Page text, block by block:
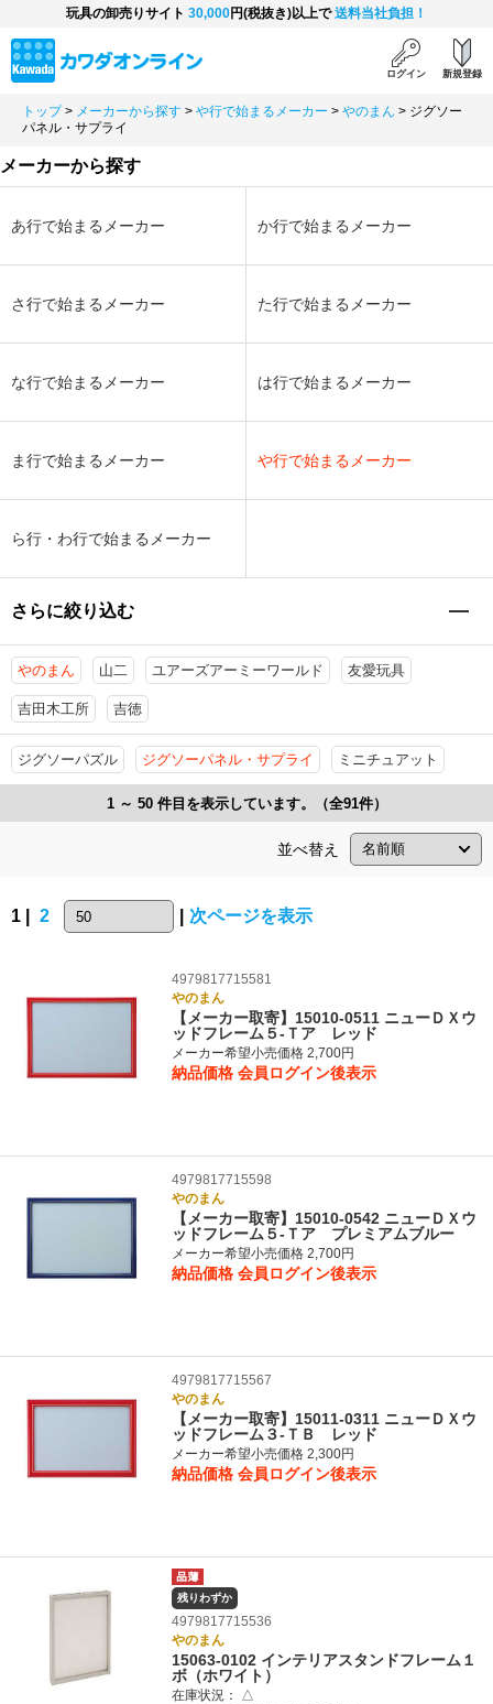
玩具の卸売りサイト 30,000円(税抜き)以上で送料当社負担！
ログイン 新規登録
トップ > メーカーから探す > や行で始まるメーカー > やのまん > ジグソー
パネル・サプライ
メーカーから探す
あ行で始まるメーカー か行で始まるメーカー
さ行で始まるメーカー た行で始まるメーカー
な行で始まるメーカー は行で始まるメーカー
ま行で始まるメーカー や行で始まるメーカー
ら行・わ行で始まるメーカー
さらに絞り込む
やのまん 山二 ユアーズアーミーワールド 友愛玩具
吉田木工所 吉徳
ジグソーパズル ジグソーパネル・サプライ ミニチュアット
1 ～ 50 件目を表示しています。（全91件）
並べ替え
1 | 2 次ページを表示
4979817715581
やのまん
【メーカー取寄】15010-0511 ニューＤＸウ
ッドフレーム５‐Ｔア レッド
メーカー希望小売価格 2,700円
納品価格 会員ログイン後表示
4979817715598
やのまん
【メーカー取寄】15010-0542 ニューＤＸウ
ッドフレーム５‐Ｔア プレミアムブルー
メーカー希望小売価格 2,700円
納品価格 会員ログイン後表示
4979817715567
やのまん
【メーカー取寄】15011-0311 ニューＤＸウ
ッドフレーム３‐ＴＢ レッド
メーカー希望小売価格 2,300円
納品価格 会員ログイン後表示
残りわずか
4979817715536
やのまん
15063-0102 インテリアスタンドフレーム１
ボ（ホワイト）
在庫状況：
△